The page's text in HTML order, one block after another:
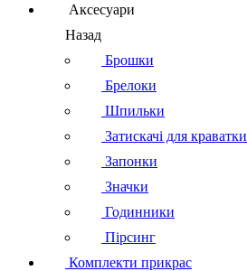
Аксесуари
Назад
Брошки
Брелоки
Шпильки
Затискачі для краватки
Запонки
Значки
Годинники
Пірсинг
Комплекти прикрас